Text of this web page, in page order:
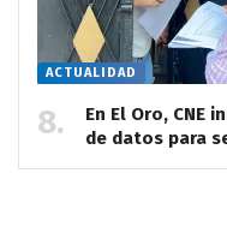
ACTUALIDAD
En El Oro, CNE
de datos para